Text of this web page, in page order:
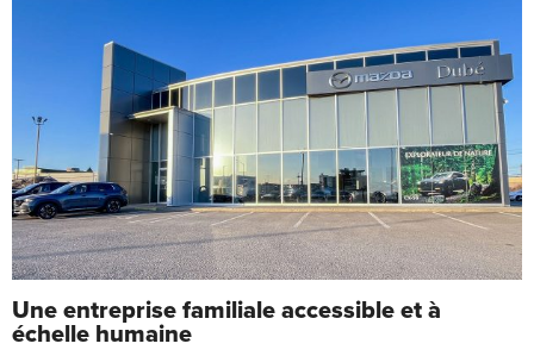
Une entreprise familiale accessible et à
échelle humaine